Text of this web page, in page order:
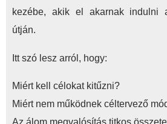
kezébe, akik el akarnak indulni
útján.
Itt szó lesz arról, hogy:
Miért kell célokat kitűzni?
Miért nem működnek céltervező
Az álom megvalósítás titkos